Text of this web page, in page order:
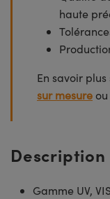
haute
En savoir plus
sur mesure
Gamme UV,